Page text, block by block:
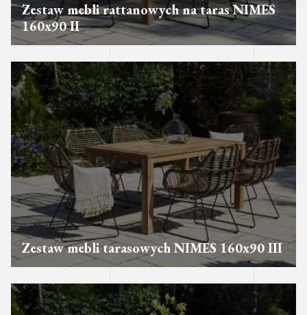
Zestaw mebli rattanowych na taras NIMES
160x90 II
Zestaw mebli tarasowych NIMES 160x90 III